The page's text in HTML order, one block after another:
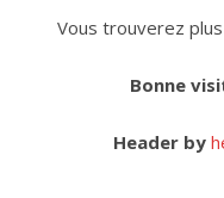
Vous trouverez
Bonne
Header by